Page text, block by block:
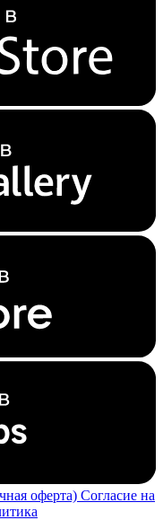
оферта) Согласие на